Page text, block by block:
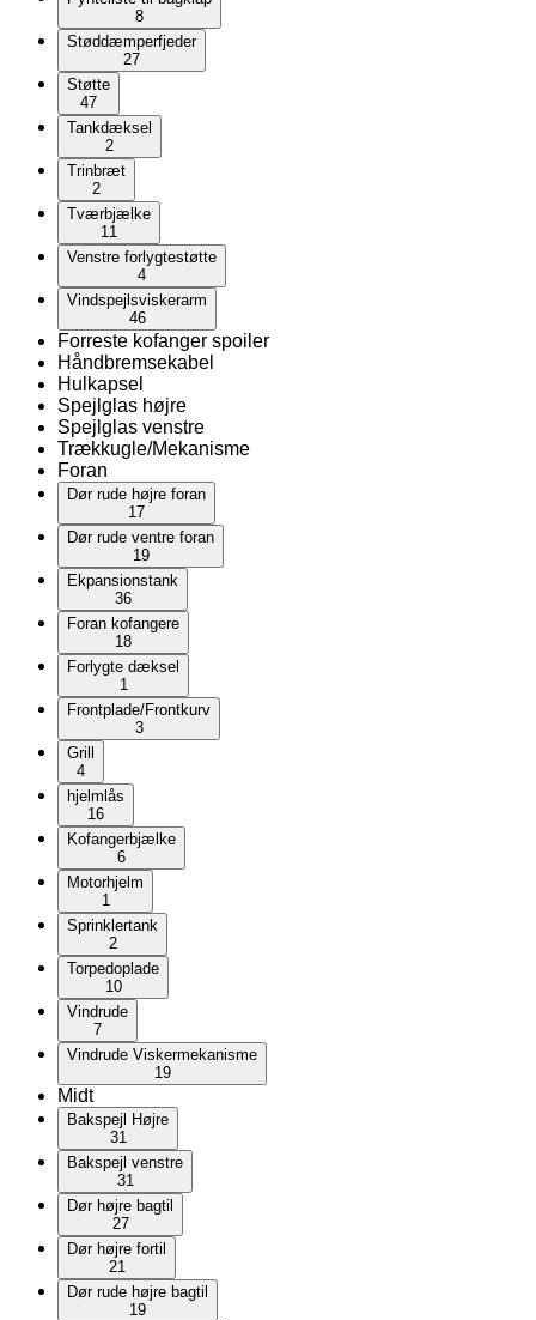
8
Støddæmperfjeder
27
Støtte
47
Tankdæksel
2
Trinbræt
2
Tværbjælke
11
Venstre forlygtestøtte
4
Vindspejlsviskerarm
46
Forreste kofanger spoiler
Håndbremsekabel
Hulkapsel
Spejlglas højre
Spejlglas venstre
Trækkugle/Mekanisme
Foran
Dør rude højre foran
17
Dør rude ventre foran
19
Ekpansionstank
36
Foran kofangere
18
Forlygte dæksel
1
Frontplade/Frontkurv
3
Grill
4
hjelmlås
16
Kofangerbjælke
6
Motorhjelm
1
Sprinklertank
2
Torpedoplade
10
Vindrude
7
Vindrude Viskermekanisme
19
Midt
Bakspejl Højre
31
Bakspejl venstre
31
Dør højre bagtil
27
Dør højre fortil
21
Dør rude højre bagtil
19